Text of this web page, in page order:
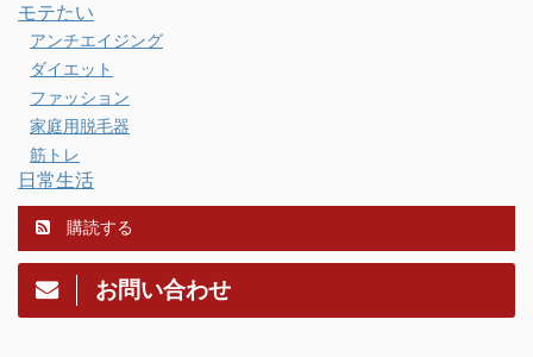
モテたい
アンチエイジング
ダイエット
ファッション
家庭用脱毛器
筋トレ
日常生活
購読する
お問い合わせ